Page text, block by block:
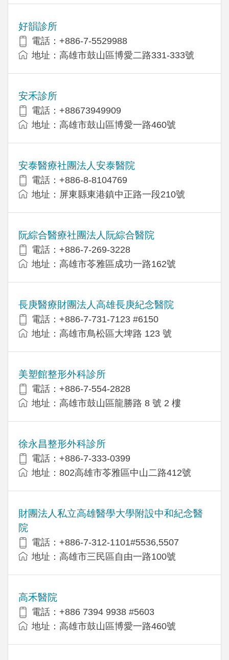
好韻診所
電話：+886-7-5529988
地址：高雄市鼓山區博愛二路331-333號
安禾診所
電話：+88673949909
地址：高雄市鼓山區博愛一路460號
安泰醫療社團法人安泰醫院
電話：+886-8-8104769
地址：屏東縣東港鎮中正路一段210號
阮綜合醫療社團法人阮綜合醫院
電話：+886-7-269-3228
地址：高雄市苓雅區成功一路162號
長庚醫療財團法人高雄長庚紀念醫院
電話：+886-7-731-7123 #6150
地址：高雄市鳥松區大埤路 123 號
美塑館整形外科診所
電話：+886-7-554-2828
地址：高雄市鼓山區龍勝路 8 號 2 樓
徐永昌整形外科診所
電話：+886-7-333-0399
地址：802高雄市苓雅區中山二路412號
財團法人私立高雄醫學大學附設中和紀念醫
院
電話：+886-7-312-1101#5536,5507
地址：高雄市三民區自由一路100號
高禾醫院
電話：+886 7394 9938 #5603
地址：高雄市鼓山區博愛一路460號